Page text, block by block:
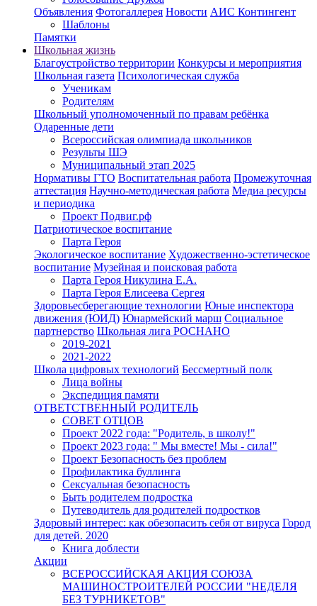
Объявления Фотогаллерея Новости АИС Контингент
Шаблоны
Памятки
Школьная жизнь
Благоустройство территории Конкурсы и мероприятия
Школьная газета Психологическая служба
Ученикам
Родителям
Школьный уполномоченный по правам ребёнка
Одаренные дети
Всероссийская олимпиада школьников
Результы ШЭ
Муниципальный этап 2025
Нормативы ГТО Воспитательная работа Промежуточная
аттестация Научно-методическая работа Медиа ресурсы
и периодика
Проект Подвиг.рф
Патриотическое воспитание
Парта Героя
Экологическое воспитание Художественно-эстетическое
воспитание Музейная и поисковая работа
Парта Героя Никулина Е.А.
Парта Героя Елисеева Сергея
Здоровьесберегающие технологии Юные инспектора
движения (ЮИД) Юнармейский марш Социальное
партнерство Школьная лига РОСНАНО
2019-2021
2021-2022
Школа цифровых технологий Бессмертный полк
Лица войны
Экспедиция памяти
ОТВЕТСТВЕННЫЙ РОДИТЕЛЬ
СОВЕТ ОТЦОВ
Проект 2022 года: "Родитель, в школу!"
Проект 2023 года: " Мы вместе! Мы - сила!"
Проект Безопасность без проблем
Профилактика буллинга
Сексуальная безопасность
Быть родителем подростка
Путеводитель для родителей подростков
Здоровый интерес: как обезопасить себя от вируса Город
для детей. 2020
Книга доблести
Акции
ВСЕРОССИЙСКАЯ АКЦИЯ СОЮЗА
МАШИНОСТРОИТЕЛЕЙ РОССИИ "НЕДЕЛЯ
БЕЗ ТУРНИКЕТОВ"